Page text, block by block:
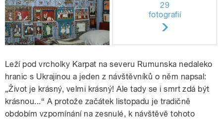
29
fotografií
Leží pod vrcholky Karpat na severu Rumunska nedaleko
hranic s Ukrajinou a jeden z návštěvníků o něm napsal:
„Život je krásný, velmi krásný! Ale tady se i smrt zdá být
krásnou...“ A protože začátek listopadu je tradičně
obdobím vzpomínání na zesnulé, k návštěvě tohoto